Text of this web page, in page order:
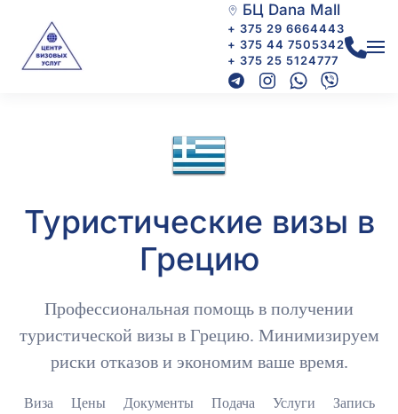
БЦ Dana Mall
+ 375 29 6664443
+ 375 44 7505342
+ 375 25 5124777
Туристические визы в
Грецию
Профессиональная помощь в получении
туристической визы в Грецию. Минимизируем
риски отказов и экономим ваше время.
Виза Цены Документы Подача Услуги
Запись